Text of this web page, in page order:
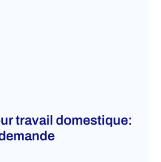
travail domestique: